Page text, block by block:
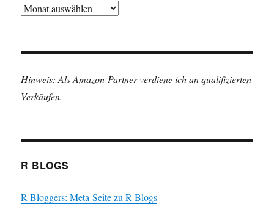
Archiv
Hinweis: Als Amazon-Partner verdiene ich an qualifizierten
Verkäufen.
R BLOGS
R Bloggers: Meta-Seite zu R Blogs